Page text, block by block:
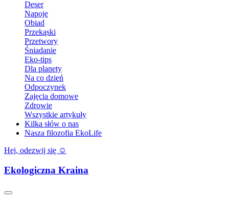
Deser
Napoje
Obiad
Przekąski
Przetwory
Śniadanie
Eko-tips
Dla planety
Na co dzień
Odpoczynek
Zajęcia domowe
Zdrowie
Wszystkie artykuły
Kilka słów o nas
Nasza filozofia EkoLife
Hej, odezwij się ☺️
Ekologiczna Kraina